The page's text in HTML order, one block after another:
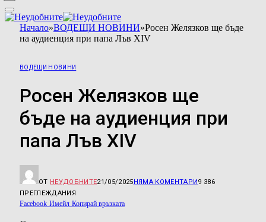
Начало»ВОДЕЩИ НОВИНИ»Росен Желязков ще бъде
на аудиенция при папа Лъв XIV
ВОДЕЩИ НОВИНИ
Росен Желязков ще
бъде на аудиенция при
папа Лъв XIV
ОТ НЕУДОБНИТЕ21/05/2025НЯМА КОМЕНТАРИ9 386
ПРЕГЛЕЖДАНИЯ
Facebook Имейл Копирай връзката